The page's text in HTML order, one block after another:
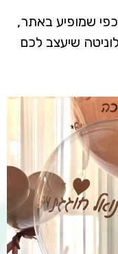
שמופיע באתר,
שיעצב לכם